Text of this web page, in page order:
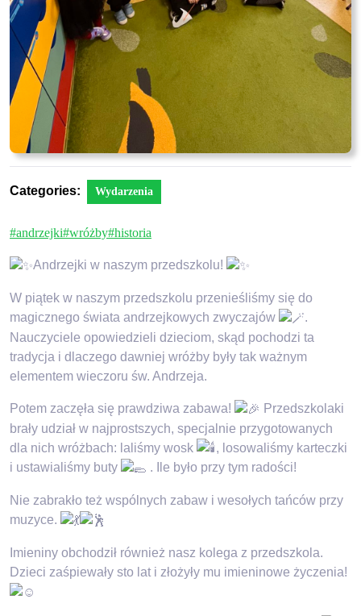
Categories: Wydarzenia
#andrzejki#wróżby#historia
Andrzejki w naszym przedszkolu!
W piątek w naszym przedszkolu przenieśliśmy się do
magicznego świata andrzejkowych zwyczajów
.
Nauczyciele opowiedzieli dzieciom, skąd pochodzi ta
tradycja i dlaczego dawniej wróżby były tak ważnym
elementem wieczoru św. Andrzeja.
Potem zaczęła się prawdziwa zabawa!
Przedszkolaki
brały udział w najprostszych, specjalnie przygotowanych
dla nich wróżbach: laliśmy wosk
, losowaliśmy karteczki
i ustawialiśmy buty
. Ile było przy tym radości!
Nie zabrakło też wspólnych zabaw i wesołych tańców przy
muzyce.
Imieniny obchodził również nasz kolega z przedszkola.
Dzieci zaśpiewały sto lat i złożyły mu imieninowe życzenia!